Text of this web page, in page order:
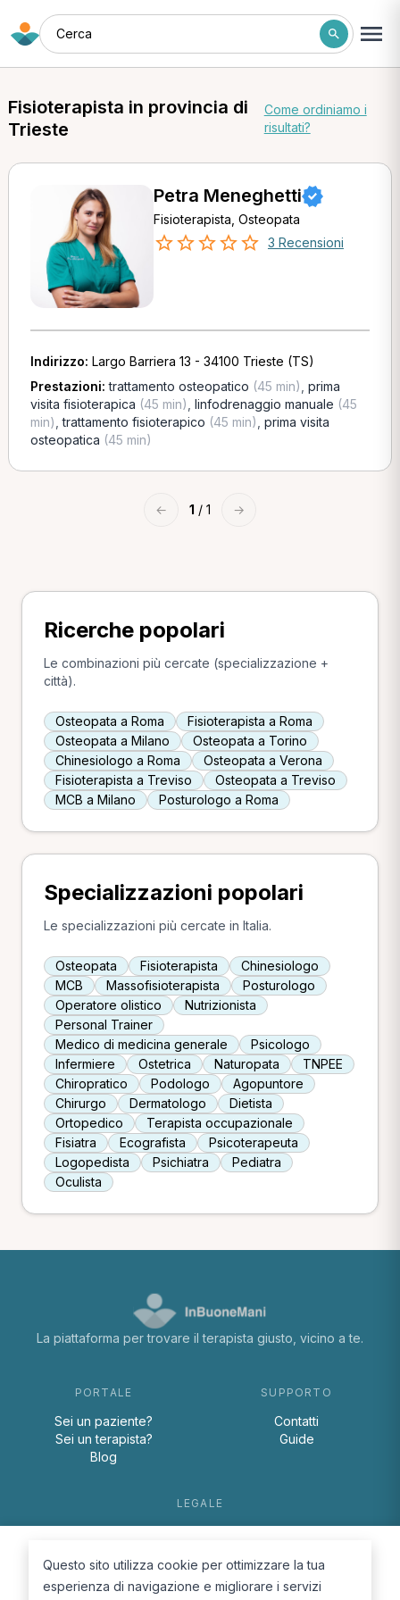
Cerca
Fisioterapista in provincia di
Trieste
Come ordiniamo i
risultati?
Petra Meneghetti
Fisioterapista, Osteopata
3 Recensioni
Indirizzo: Largo Barriera 13 - 34100 Trieste (TS)
Prestazioni:trattamento osteopatico (45 min) prima
visita fisioterapica (45 min) linfodrenaggio manuale (45
min) ,trattamento fisioterapico (45 min) prima visita
osteopatica (45 min)
← 1 / 1 →
Ricerche popolari
Le combinazioni più cercate (specializzazione +
città).
Osteopata a Roma
Fisioterapista a Roma
Osteopata a Milano
Osteopata a Torino
Chinesiologo a Roma
Osteopata a Verona
Fisioterapista a Treviso
Osteopata a Treviso
MCB a Milano
Posturologo a Roma
Specializzazioni popolari
Le specializzazioni più cercate in Italia.
Osteopata Fisioterapista
Chinesiologo
MCB
Massofisioterapista
Posturologo
Operatore olistico
Nutrizionista
Personal Trainer
Medico di medicina generale
Psicologo
Infermiere
Ostetrica Naturopata
TNPEE
Chiropratico
Podologo
Agopuntore
Chirurgo
Dermatologo
Dietista
Ortopedico
Terapista occupazionale
Fisiatra
Ecografista
Psicoterapeuta
Logopedista
Psichiatra
Pediatra
Oculista
La piattaforma per trovare il terapista giusto, vicino a te.
PORTALE
Sei un paziente?
Sei un terapista?
Blog
SUPPORTO
Contatti
Guide
LEGALE
Cookie Policy
Questo sito utilizza cookie per ottimizzare la tua
esperienza di navigazione e migliorare i servizi